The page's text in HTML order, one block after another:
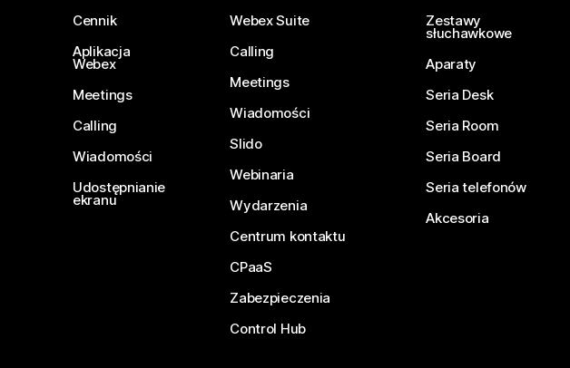
Cennik
Aplikacja
Webex
Meetings
Calling
Wiadomości
Udostępnianie
ekranu
Webex Suite
Calling
Meetings
Wiadomości
Slido
Webinaria
Wydarzenia
Centrum kontaktu
CPaaS
Zabezpieczenia
Control Hub
Zestawy
słuchawkowe
Aparaty
Seria Desk
Seria Room
Seria Board
Seria telefonów
Akcesoria